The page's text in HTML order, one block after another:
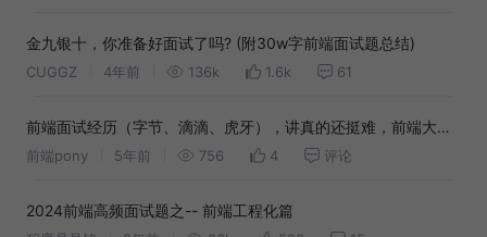
金九银十，你准备好面试了吗? (附30w字前端面试题总结)
CUGGZ 4年前 136k 1.6k 61
前端面试经历（字节、滴滴、虎牙），讲真的还挺难，前端大厂
面试题总汇得看看
前端pony 5年前 756 4 评论
2024前端高频面试题之-- 前端工程化篇